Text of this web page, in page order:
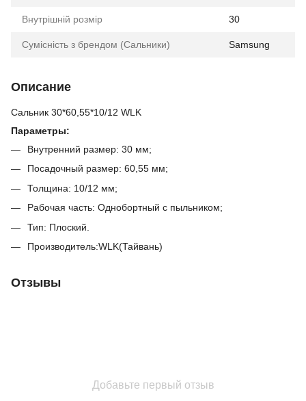
Внутрішній розмір 30
Сумісність з брендом (Сальники) Samsung
Описание
Сальник 30*60,55*10/12 WLK
Параметры:
Внутренний размер: 30 мм;
Посадочный размер: 60,55 мм;
Толщина: 10/12 мм;
Рабочая часть: Однобортный с пыльником;
Тип: Плоский.
Производитель:WLK(Тайвань)
Отзывы
Добавьте первый отзыв